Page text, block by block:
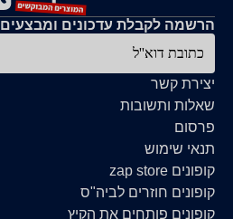
יצירת קשר
שאלות ותשובות
פרסום
תנאי שימוש
קופונים zap store
קופונים חוזרים לביה"ס
קופונים פותחים את הקיץ
הרשמה לקבלת עדכונים ומבצעים
כתובת דוא''ל